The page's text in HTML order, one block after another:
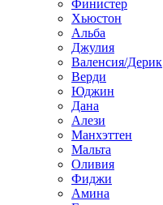
Финистер
Хьюстон
Альба
Джулия
Валенсия/Дерик
Верди
Юджин
Дана
Алези
Манхэттен
Мальта
Оливия
Фиджи
Амина